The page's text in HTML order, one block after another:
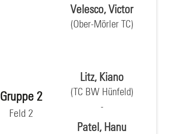
Velesco, Victor
(Ober-Mörler TC)
Gruppe 2
Feld 2
Litz, Kiano
(TC BW Hünfeld)
Patel, Hanu